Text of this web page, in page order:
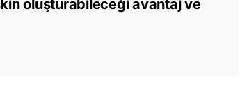
oluşturabileceği avantaj ve